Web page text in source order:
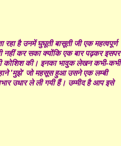
है उनमें घुघूती बासूती जी एक महत्वपूर्ण
नहीं कर सका क्योंकि एक बार पढ़कर इसपर
कोशिश की। इनका भावुक लेखन कभी-कभी
'मुझे' जो महसूस हुआ उसने एक लम्बी
उधार ले ली गयी हैं। उम्मीद है आप इसे